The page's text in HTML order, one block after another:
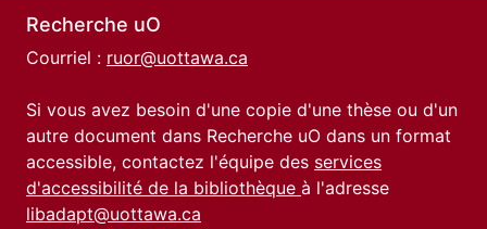
Recherche uO
Courriel : ruor@uottawa.ca
Si vous avez besoin d'une copie d'une thèse ou d'un
autre document dans Recherche uO dans un format
accessible, contactez l'équipe des services
d'accessibilité de la bibliothèque à l'adresse
libadapt@uottawa.ca